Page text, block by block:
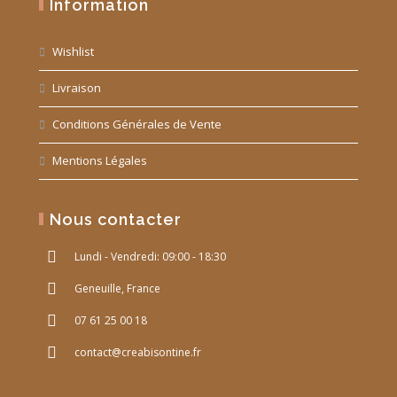
Information
Wishlist
Livraison
Conditions Générales de Vente
Mentions Légales
Nous contacter
Lundi - Vendredi: 09:00 - 18:30
Geneuille, France
07 61 25 00 18
contact@creabisontine.fr